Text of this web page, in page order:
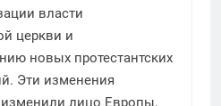
власти
церкви и
новых протестантских
Эти изменения
изменили лицо Европы,